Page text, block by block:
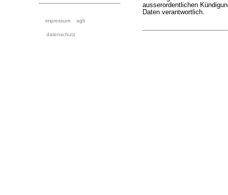
impressum agb
datenschutz
ausserordentlichen
Daten verantwortlich.